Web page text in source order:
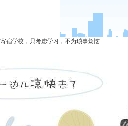
宿学校，只考虑学习，不为琐事烦恼